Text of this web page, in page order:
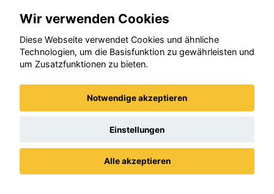
Wir verwenden Cookies
Diese Webseite verwendet Cookies und ähnliche
Technologien, um die Basisfunktion zu gewährleisten und
um Zusatzfunktionen zu bieten.
Notwendige akzeptieren
Einstellungen
Alle akzeptieren